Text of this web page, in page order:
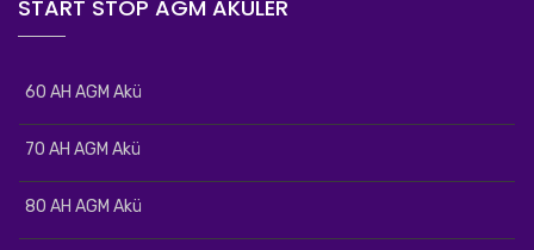
START STOP AGM AKÜLER
60 AH AGM Akü
70 AH AGM Akü
80 AH AGM Akü